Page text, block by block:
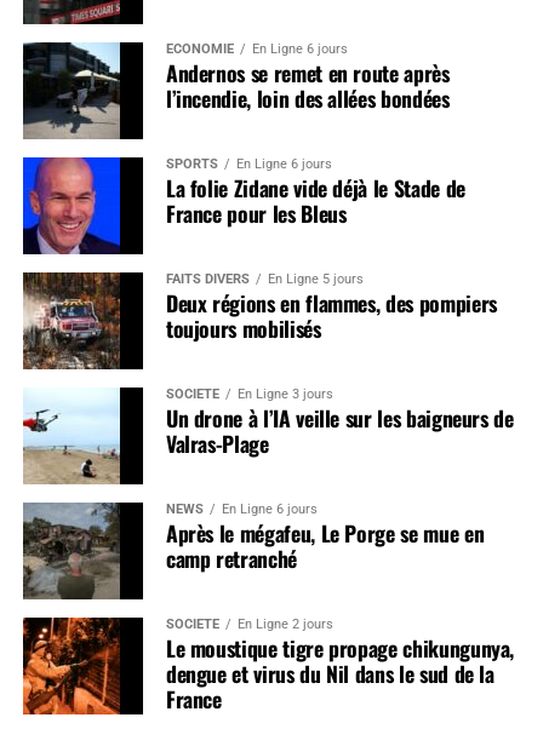
ÉCONOMIE En Ligne 6 jours
Andernos se remet en route après
l’incendie, loin des allées bondées
SPORTS En Ligne 6 jours
La folie Zidane vide déjà le Stade de
France pour les Bleus
FAITS DIVERS En Ligne 5 jours
Deux régions en flammes, des pompiers
toujours mobilisés
SOCIÉTÉ En Ligne 3 jours
Un drone à l’IA veille sur les baigneurs de
Valras-Plage
NEWS En Ligne 6 jours
Après le mégafeu, Le Porge se mue en
camp retranché
SOCIÉTÉ En Ligne 2 jours
Le moustique tigre propage chikungunya,
dengue et virus du Nil dans le sud de la
France